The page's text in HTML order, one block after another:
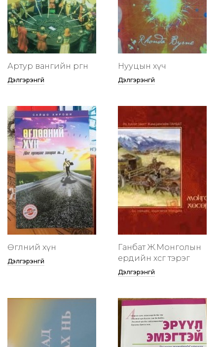
Артур вангийн өргөөнөө
Дэлгэрэнгүй
Нууцын хүч
Дэлгэрэнгүй
Өглөөний хүн
Дэлгэрэнгүй
Ганбат Ж.Монголын
ердийн хөсөг тэрэг
Дэлгэрэнгүй